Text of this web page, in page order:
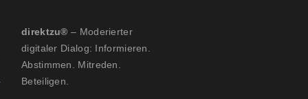
direktzu® – Moderierter
digitaler Dialog: Informieren.
Abstimmen. Mitreden.
Beteiligen.